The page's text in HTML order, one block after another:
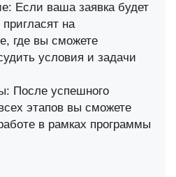
Если ваша заявка будет
на
где вы сможете
условия и задачи
После успешного
этапов вы сможете
в рамках программы